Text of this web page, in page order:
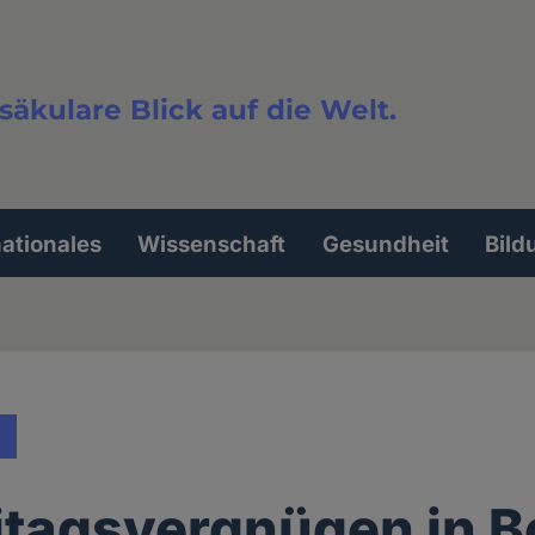
Blick auf die Welt.
Wissenschaft Gesundheit